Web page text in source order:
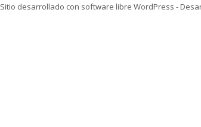
Sitio desarrollado con software libre WordPress -